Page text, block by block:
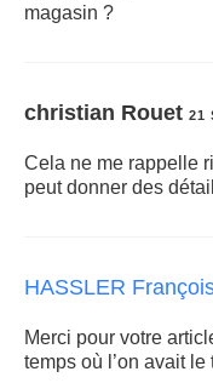
magasin ?
christian Rouet 21
Cela ne me rappelle
peut donner des
HASSLER
Merci pour votre
temps où l’on avait le